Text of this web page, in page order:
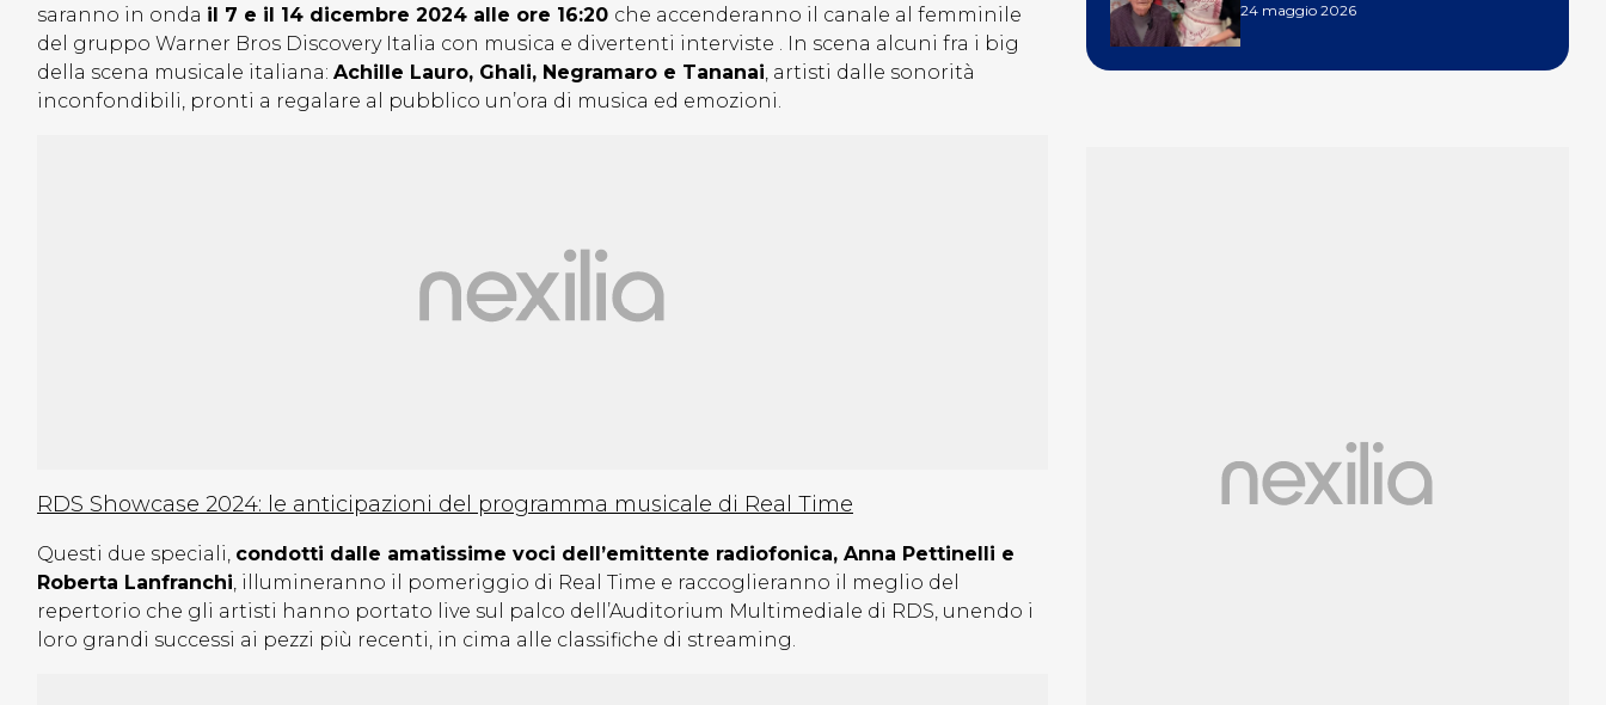
saranno in onda il 7 e il 14 dicembre 2024 alle ore 16:20 che accenderanno il canale al femminile
del gruppo Warner Bros Discovery Italia con musica e divertenti interviste . In scena alcuni fra i big
della scena musicale italiana: Achille Lauro, Ghali, Negramaro e Tananai, artisti dalle sonorità
inconfondibili, pronti a regalare al pubblico un’ora di musica ed emozioni.
RDS Showcase 2024: le anticipazioni del programma musicale di Real Time
Questi due speciali, condotti dalle amatissime voci dell’emittente radiofonica, Anna Pettinelli e
Roberta Lanfranchi, illumineranno il pomeriggio di Real Time e raccoglieranno il meglio del
repertorio che gli artisti hanno portato live sul palco dell’Auditorium Multimediale di RDS, unendo i
loro grandi successi ai pezzi più recenti, in cima alle classifiche di streaming.
24 maggio 2026